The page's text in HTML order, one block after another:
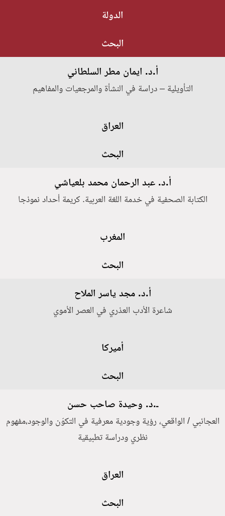
الدولة
البحث
أ.د. ايمان مطر السلطاني
التأويلية – دراسة في النشأة والمرجعيات والمفاهيم
العراق
البحث
أ.د. عبد الرحمان محمد بلعياشي
الكتابة الصحفية في خدمة اللغة العربية. كريمة أحداد نموذجا
المغرب
البحث
أ.د. مجد ياسر الملاح
شاعرة الأدب العذري في العصر الأموي
أميركا
البحث
ـ.د. وحيدة صاحب حسن
العجائبي / الواقعي، رؤية وجودية معرفية في التكوّن والوجود،مفهوم
نظري ودراسة تطبيقية
العراق
البحث